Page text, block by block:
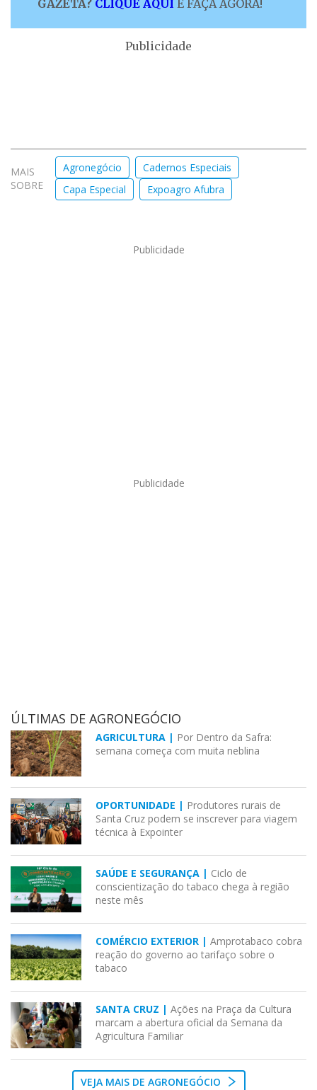
GAZETA? CLIQUE AQUI E FAÇA AGORA!
Publicidade
MAIS
SOBRE
Agronegócio
Cadernos Especiais
Capa Especial
Expoagro Afubra
Publicidade
Publicidade
ÚLTIMAS DE AGRONEGÓCIO
AGRICULTURA | Por Dentro da Safra:
semana começa com muita neblina
OPORTUNIDADE | Produtores rurais de
Santa Cruz podem se inscrever para viagem
técnica à Expointer
SAÚDE E SEGURANÇA | Ciclo de
conscientização do tabaco chega à região
neste mês
COMÉRCIO EXTERIOR | Amprotabaco cobra
reação do governo ao tarifaço sobre o
tabaco
SANTA CRUZ | Ações na Praça da Cultura
marcam a abertura oficial da Semana da
Agricultura Familiar
VEJA MAIS DE AGRONEGÓCIO